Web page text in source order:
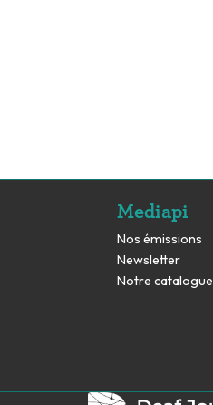
Mediapi
Nos émissions
Newsletter
Notre catalogue